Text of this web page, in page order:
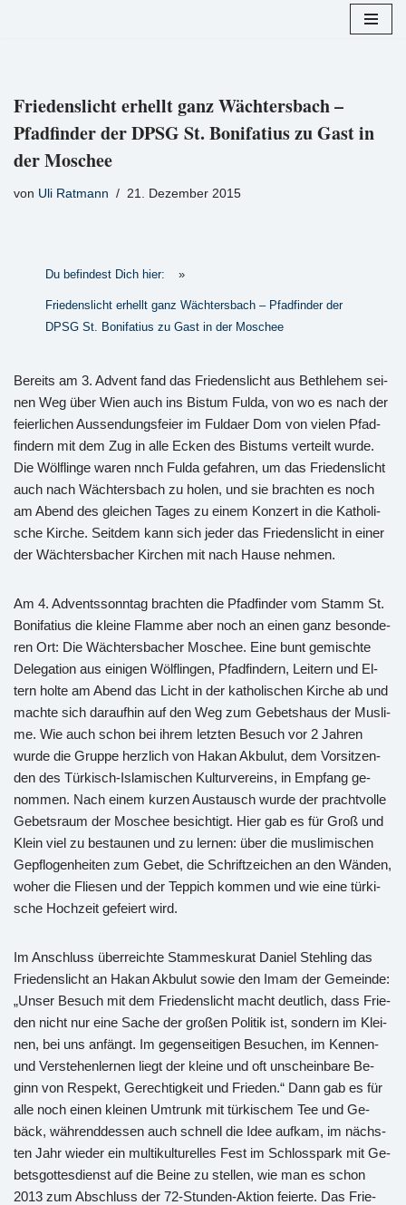
Friedenslicht erhellt ganz Wächtersbach –
Pfadfinder der DPSG St. Bonifatius zu Gast in
der Moschee
von Uli Ratmann 21. Dezember 2015
Du befindest Dich hier: »
Friedenslicht erhellt ganz Wächtersbach – Pfadfinder der
DPSG St. Bonifatius zu Gast in der Moschee
Be­reits am 3. Ad­vent fand das Frie­dens­licht aus Beth­le­hem sei­
nen Weg über Wien auch ins Bis­tum Fulda, von wo es nach der
fei­er­li­chen Aus­sen­dungs­fei­er im Ful­da­er Dom von vie­len Pfad­
fin­dern mit dem Zug in alle Ecken des Bis­tums ver­teilt wurde.
Die Wöl­flin­ge waren nnch Fulda ge­fah­ren, um das Frie­dens­licht
auch nach Wäch­ters­bach zu holen, und sie brach­ten es noch
am Abend des glei­chen Tages zu einem Kon­zert in die Ka­tho­li­
sche Kir­che. Seit­dem kann sich jeder das Frie­dens­licht in einer
der Wäch­ters­ba­cher Kir­chen mit nach Hause neh­men.
Am 4. Ad­vents­sonn­tag brach­ten die Pfad­fin­der vom Stamm St.
Bo­ni­fa­ti­us die klei­ne Flam­me aber noch an einen ganz be­son­de­
ren Ort: Die Wäch­ters­ba­cher Mo­schee. Eine bunt ge­misch­te
De­le­ga­ti­on aus ei­ni­gen Wöl­flin­gen, Pfad­fin­dern, Lei­tern und El­
tern holte am Abend das Licht in der ka­tho­li­schen Kir­che ab und
mach­te sich dar­auf­hin auf den Weg zum Ge­bets­haus der Mus­li­
me. Wie auch schon bei ihrem letz­ten Be­such vor 2 Jah­ren
wurde die Grup­pe herz­lich von Hakan Ak­bu­lut, dem Vor­sit­zen­
den des Tür­kisch-Is­la­mi­schen Kul­tur­ver­eins, in Emp­fang ge­
nom­men. Nach einem kur­zen Aus­tausch wurde der pracht­vol­le
Ge­bets­raum der Mo­schee be­sich­tigt. Hier gab es für Groß und
Klein viel zu be­stau­nen und zu ler­nen: über die mus­li­mi­schen
Ge­pflo­gen­hei­ten zum Gebet, die Schrift­zei­chen an den Wän­den,
woher die Flie­sen und der Tep­pich kom­men und wie eine tür­ki­
sche Hoch­zeit ge­fei­ert wird.
Im An­schluss über­reich­te Stam­mes­ku­rat Da­ni­el Stehling das
Frie­dens­licht an Hakan Ak­bu­lut sowie den Imam der Ge­mein­de:
„Unser Be­such mit dem Frie­dens­licht macht deut­lich, dass Frie­
den nicht nur eine Sache der gro­ßen Po­li­tik ist, son­dern im Klei­
nen, bei uns an­fängt. Im ge­gen­sei­ti­gen Be­su­chen, im Ken­nen-
und Ver­ste­hen­ler­nen liegt der klei­ne und oft un­schein­ba­re Be­
ginn von Re­spekt, Ge­rech­tig­keit und Frie­den.“ Dann gab es für
alle noch einen klei­nen Um­trunk mit tür­ki­schem Tee und Ge­
bäck, wäh­rend­des­sen auch schnell die Idee auf­kam, im nächs­
ten Jahr wie­der ein mul­ti­kul­tu­rel­les Fest im Schloss­park mit Ge­
bets­got­tes­dienst auf die Beine zu stel­len, wie man es schon
2013 zum Ab­schluss der 72-Stun­den-Ak­ti­on fei­er­te. Das Frie­